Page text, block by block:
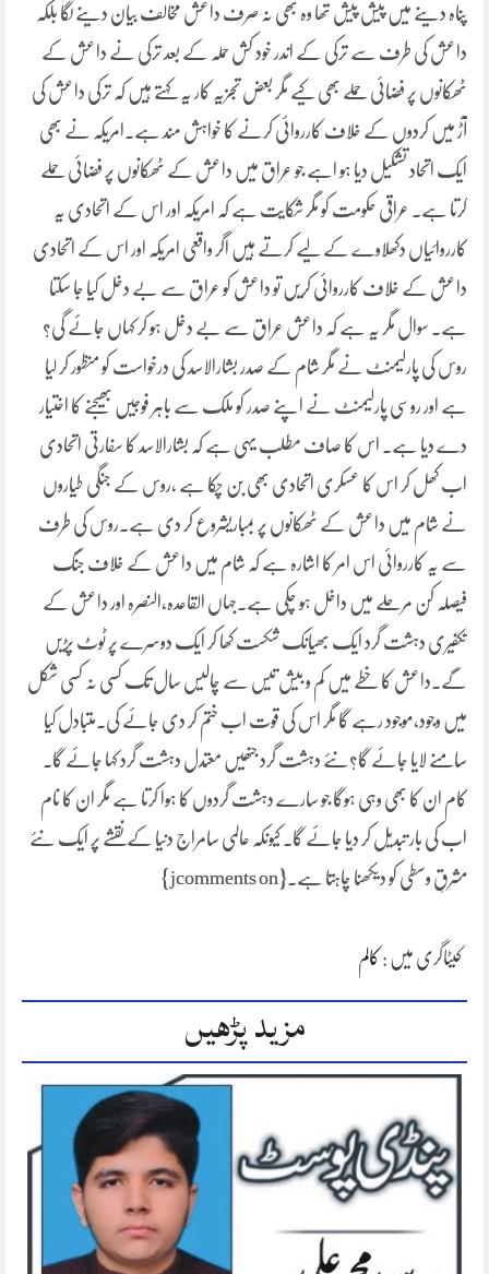
پناہ دینے میں پیش پیش تھا وہ بھی نہ صرف داعش مخالف بیان دینے لگا بلکہ
داعش کی طرف سے ترکی کے اندر خود کش حملہ کے بعد ترکی نے داعش کے
ٹھکانوں پر فضائی حملے بھی کیے مگر بعض تجزیہ کار یہ کہتے ہیں کہ ترکی داعش کی
آڑ میں کردوں کے خلاف کارروائی کرنے کا خواہش مند ہے۔امریکہ نے بھی
ایک اتحاد تشکیل دیا ہو اہے جو عراق میں داعش کے ٹھکانوں پر فضائی حملے
کرتا ہے۔ عراقی حکومت کو مگر شکایت ہے کہ امریکہ اور اس کے اتحادی یہ
کارروائیاں دکھلاوے کے لیے کرتے ہیں اگر واقعی امریکہ اور اس کے اتحادی
داعش کے خلاف کارروائی کریں تو داعش کو عراق سے بے دخل کیا جا سکتا
ہے۔ سوال مگر یہ ہے کہ داعش عراق سے بے دخل ہو کر کہاں جائے گی؟
روس کی پارلیمنٹ نے مگر شام کے صدر بشارالاسد کی درخواست کو منظور کر لیا
ہے اور روسی پارلیمنٹ نے اپنے صدر کو ملک سے باہر فوجیں بھیجنے کا اختیار
دے دیا ہے۔ اس کا صاف مطلب یہی ہے کہ بشارالاسد کا سفارتی اتحادی
اب کھل کر اس کا عسکری اتحادی بھی بن چکا ہے ،روس کے جنگی طیاروں
نے شام میں داعش کے ٹھکانوں پر بمباریشروع کر دی ہے۔روس کی طرف
سے یہ کارروائی اس امر کا اشارہ ہے کہ شام میں داعش کے خلاف جنگ
فیصلہ کن مرحلے میں داخل ہو چکی ہے۔جہاں القاعدہ،النصرہ اور داعش کے
تکفیری دہشت گرد ایک بھیانک شکست کھا کر ایک دوسرے پر ٹوٹ پڑیں
گے۔داعش کا خطے میں کم و بیش تیس سے چالیس سال تک کسی نہ کسی شکل
میں وجود،موجود رہے گا مگر اس کی قوت اب ختم کر دی جائے کی۔متبادل کیا
سامنے لایا جائے گا؟نئے دہشت گرد جنھیں معتدل دہشت گرد کہا جائے گا۔
کام ان کا بھی وہی ہوگا جو سارے دہشت گردوں کا ہوا کرتا ہے مگر ان کا نام
اب کی بار تبدیل کر دیا جائے گا۔ کیونکہ عالمی سامراج دنیا کے نقشے پر ایک نئے
مشرقِ وسطی کو دیکھنا چاہتا ہے۔{jcomments on}
کیٹاگری میں : کالم
مزید پڑھیں